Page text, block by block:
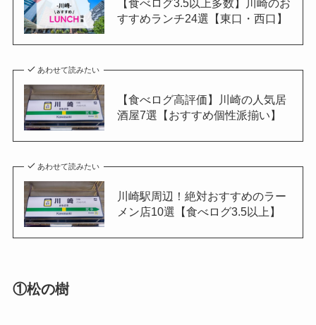
【食べログ3.5以上多数】川崎のお
すすめランチ24選【東口・西口】
あわせて読みたい
【食べログ高評価】川崎の人気居
酒屋7選【おすすめ個性派揃い】
あわせて読みたい
川崎駅周辺！絶対おすすめのラー
メン店10選【食べログ3.5以上】
①松の樹